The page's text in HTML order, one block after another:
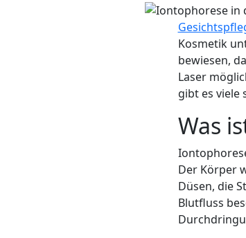
Kosmetik
bewiesen,
Laser
gibt es viele
Was
Der Körper
Düsen, die
Blutfluss